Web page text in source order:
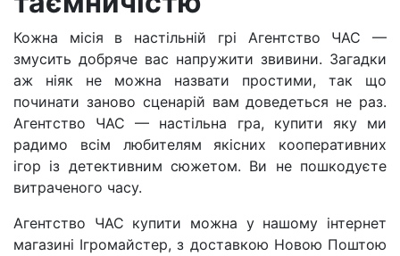
Кожна місія в настільній грі Агентство ЧАС —
змусить добряче вас напружити звивини. Загадки
аж ніяк не можна назвати простими, так що
починати заново сценарій вам доведеться не раз.
Агентство ЧАС — настільна гра, купити яку ми
радимо всім любителям якісних кооперативних
ігор із детективним сюжетом. Ви не пошкодуєте
витраченого часу.
Агентство ЧАС купити можна у нашому інтернет
магазині Ігромайстер, з доставкою Новою Поштою